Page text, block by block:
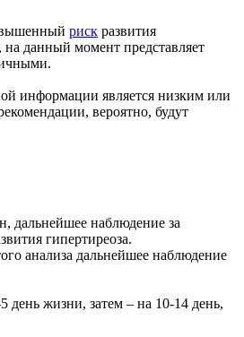
риск развития
на данный момент представляет
информации является низким или
вероятно, будут
дальнейшее наблюдение за
гипертиреоза.
анализа дальнейшее наблюдение
жизни, затем – на 10-14 день,